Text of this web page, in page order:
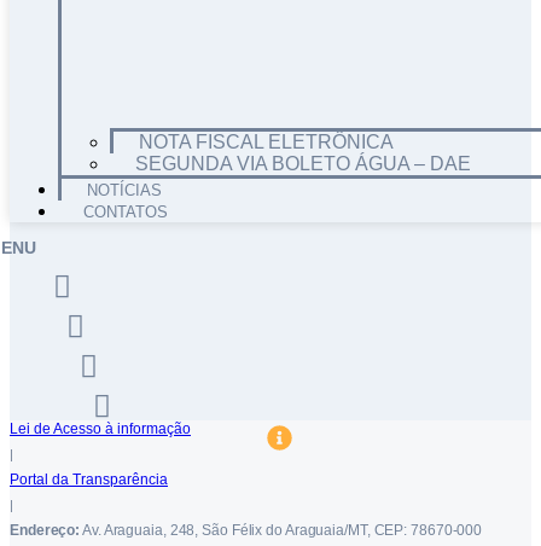
NOTA FISCAL ELETRÔNICA
SEGUNDA VIA BOLETO ÁGUA – DAE
NOTÍCIAS
CONTATOS
Lei de Acesso à informação
|
Portal da Transparência
Endereço: Av. Araguaia, 248, São Félix do Araguaia/MT, CEP: 78670-000